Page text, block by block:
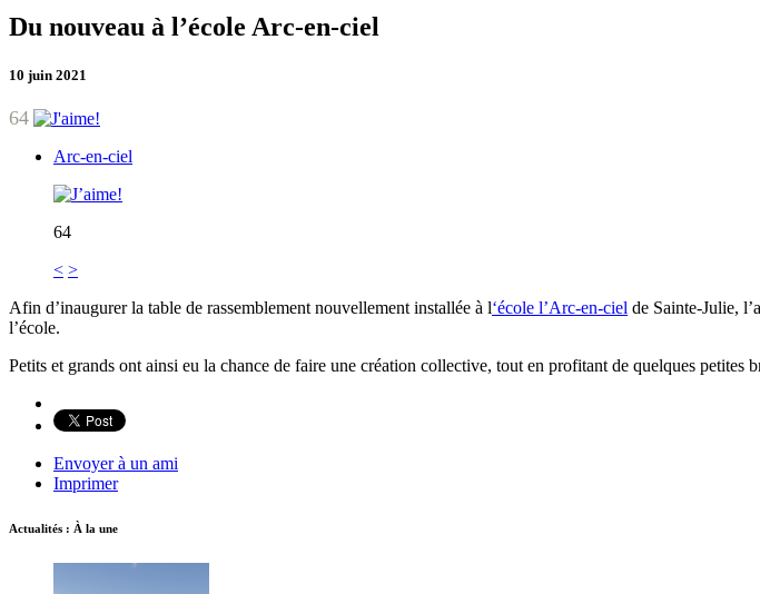
Du nouveau à l’école Arc-en-ciel
10 juin 2021
64
Arc-en-ciel
64
< >
Afin d’inaugurer la table de rassemblement nouvellement installée à l‘école l’Arc-en-ciel de Sainte-Julie,
l’école.
Petits et grands ont ainsi eu la chance de faire une création collective, tout en profitant de quelques petites
Envoyer à un ami
Imprimer
Actualités : À la une